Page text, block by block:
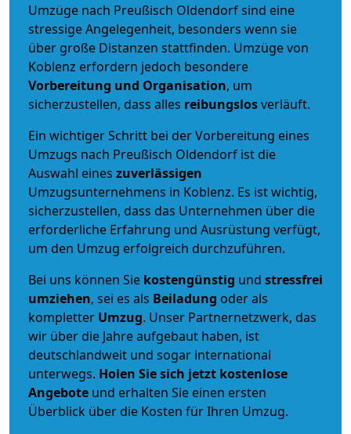
Umzüge nach Preußisch Oldendorf sind eine
stressige Angelegenheit, besonders wenn sie
über große Distanzen stattfinden. Umzüge von
Koblenz erfordern jedoch besondere
Vorbereitung und Organisation, um
sicherzustellen, dass alles reibungslosverläuft.
Ein wichtiger Schritt bei der Vorbereitung eines
Umzugs nach Preußisch Oldendorf ist die
Auswahl eines zuverlässigen
Umzugsunternehmens in Koblenz. Es ist wichtig,
sicherzustellen, dass das Unternehmen über die
erforderliche Erfahrung und Ausrüstung verfügt,
um den Umzug erfolgreich durchzuführen.
Bei uns können Sie kostengünstig und stressfrei
umziehen, sei es als Beiladung oder als
kompletter Umzug. Unser Partnernetzwerk, das
wir über die Jahre aufgebaut haben, ist
deutschlandweit und sogar international
unterwegs. Holen Sie sich jetzt kostenlose
Angebote und erhalten Sie einen ersten
Überblick über die Kosten für Ihren Umzug.